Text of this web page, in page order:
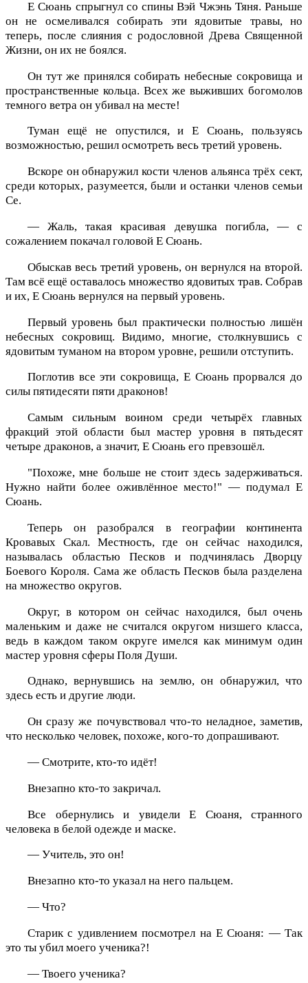
Е Сюань спрыгнул со спины Вэй Чжэнь Тяня. Раньше
он не осмеливался собирать эти ядовитые травы, но
теперь, после слияния с родословной Древа Священной
Жизни, он их не боялся.
Он тут же принялся собирать небесные сокровища и
пространственные кольца. Всех же выживших богомолов
темного ветра он убивал на месте!
Туман ещё не опустился, и Е Сюань, пользуясь
возможностью, решил осмотреть весь третий уровень.
Вскоре он обнаружил кости членов альянса трёх сект,
среди которых, разумеется, были и останки членов семьи
Се.
— Жаль, такая красивая девушка погибла, — с
сожалением покачал головой Е Сюань.
Обыскав весь третий уровень, он вернулся на второй.
Там всё ещё оставалось множество ядовитых трав. Собрав
и их, Е Сюань вернулся на первый уровень.
Первый уровень был практически полностью лишён
небесных сокровищ. Видимо, многие, столкнувшись с
ядовитым туманом на втором уровне, решили отступить.
Поглотив все эти сокровища, Е Сюань прорвался до
силы пятидесяти пяти драконов!
Самым сильным воином среди четырёх главных
фракций этой области был мастер уровня в пятьдесят
четыре драконов, а значит, Е Сюань его превзошёл.
"Похоже, мне больше не стоит здесь задерживаться.
Нужно найти более оживлённое место!" — подумал Е
Сюань.
Теперь он разобрался в географии континента
Кровавых Скал. Местность, где он сейчас находился,
называлась областью Песков и подчинялась Дворцу
Боевого Короля. Сама же область Песков была разделена
на множество округов.
Округ, в котором он сейчас находился, был очень
маленьким и даже не считался округом низшего класса,
ведь в каждом таком округе имелся как минимум один
мастер уровня сферы Поля Души.
Однако, вернувшись на землю, он обнаружил, что
здесь есть и другие люди.
Он сразу же почувствовал что-то неладное, заметив,
что несколько человек, похоже, кого-то допрашивают.
— Смотрите, кто-то идёт!
Внезапно кто-то закричал.
Все обернулись и увидели Е Сюаня, странного
человека в белой одежде и маске.
— Учитель, это он!
Внезапно кто-то указал на него пальцем.
— Что?
Старик с удивлением посмотрел на Е Сюаня: — Так
это ты убил моего ученика?!
— Твоего ученика?